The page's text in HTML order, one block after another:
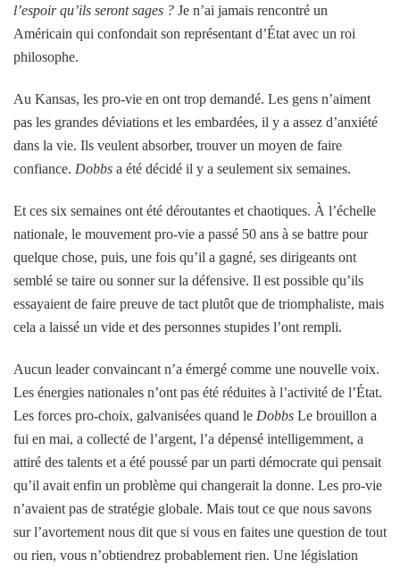
l’espoir qu’ils seront sages ? Je n’ai jamais rencontré un
Américain qui confondait son représentant d’État avec un roi
philosophe.
Au Kansas, les pro-vie en ont trop demandé. Les gens n’aiment
pas les grandes déviations et les embardées, il y a assez d’anxiété
dans la vie. Ils veulent absorber, trouver un moyen de faire
confiance. Dobbs a été décidé il y a seulement six semaines.
Et ces six semaines ont été déroutantes et chaotiques. À l’échelle
nationale, le mouvement pro-vie a passé 50 ans à se battre pour
quelque chose, puis, une fois qu’il a gagné, ses dirigeants ont
semblé se taire ou sonner sur la défensive. Il est possible qu’ils
essayaient de faire preuve de tact plutôt que de triomphaliste, mais
cela a laissé un vide et des personnes stupides l’ont rempli.
Aucun leader convaincant n’a émergé comme une nouvelle voix.
Les énergies nationales n’ont pas été réduites à l’activité de l’État.
Les forces pro-choix, galvanisées quand le Dobbs Le brouillon a
fui en mai, a collecté de l’argent, l’a dépensé intelligemment, a
attiré des talents et a été poussé par un parti démocrate qui pensait
qu’il avait enfin un problème qui changerait la donne. Les pro-vie
n’avaient pas de stratégie globale. Mais tout ce que nous savons
sur l’avortement nous dit que si vous en faites une question de tout
ou rien, vous n’obtiendrez probablement rien. Une législation